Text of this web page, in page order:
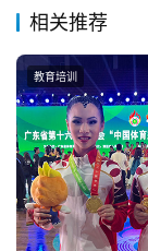
乐
综
艺
房
产
家
具
相关推荐
教育培训